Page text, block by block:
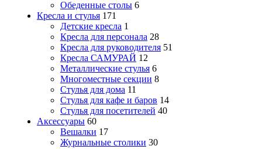
Обеденные столы 6
Кресла и стулья 171
Детские кресла 1
Кресла для персонала 28
Кресла для руководителя 51
Кресла САМУРАЙ 12
Металлические стулья 6
Многоместные секции 8
Стулья для дома 11
Стулья для кафе и баров 14
Стулья для посетителей 40
Аксессуары 60
Вешалки 17
Журнальные столики 30